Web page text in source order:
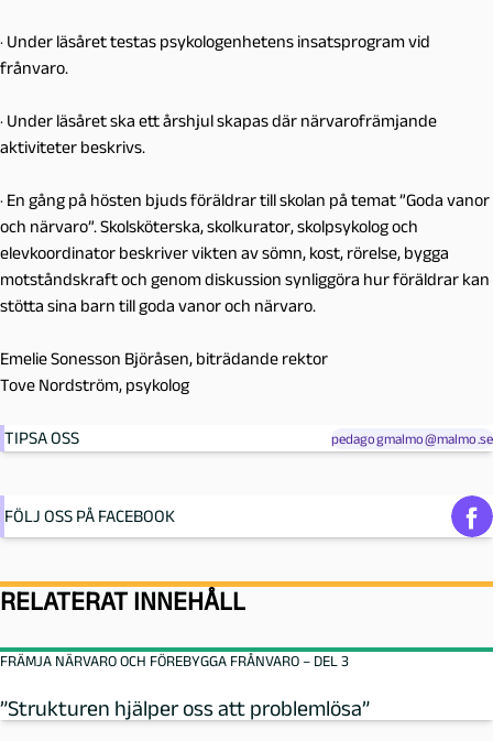
· Under läsåret testas psykologenhetens insatsprogram vid
frånvaro.
· Under läsåret ska ett årshjul skapas där närvarofrämjande
aktiviteter beskrivs.
· En gång på hösten bjuds föräldrar till skolan på temat ”Goda vanor
och närvaro”. Skolsköterska, skolkurator, skolpsykolog och
elevkoordinator beskriver vikten av sömn, kost, rörelse, bygga
motståndskraft och genom diskussion synliggöra hur föräldrar kan
stötta sina barn till goda vanor och närvaro.
Emelie Sonesson Björåsen, biträdande rektor
Tove Nordström, psykolog
TIPSA OSS pedagogmalmo@malmo.se
FÖLJ OSS PÅ FACEBOOK
RELATERAT INNEHÅLL
FRÄMJA NÄRVARO OCH FÖREBYGGA FRÅNVARO – DEL 3
”Strukturen hjälper oss att problemlösa”